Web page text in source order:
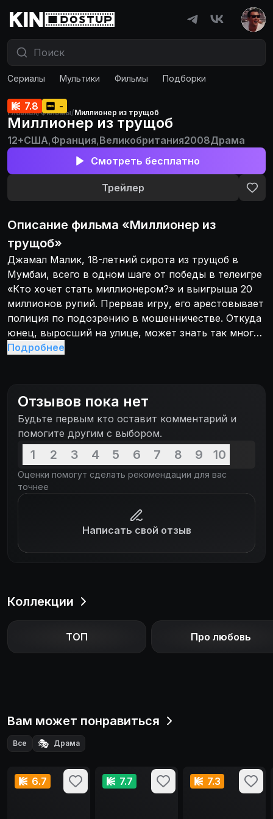
Сериалы Мультики Фильмы Подборки
Главная/Фильмы/Миллионер из трущоб
7.8 -
Миллионер из трущоб
12+США,Франция,Великобритания2008Драма
Смотреть бесплатно
Трейлер
Описание фильма «Миллионер из
трущоб»
Джамал Малик, 18-летний сирота из трущоб в
Мумбаи, всего в одном шаге от победы в телеигре
«Кто хочет стать миллионером?» и выигрыша 20
миллионов рупий. Прервав игру, его арестовывает
полиция по подозрению в мошенничестве. Откуда
юнец, выросший на улице, может знать так много?
На допросе в полиции Джамал рассказывает
Каждая глава личной истории удивительным
образом дала ему ответы на вопросы
телевикторины. Когда игру возобновят,
инспектору полиции и шестидесяти миллионам
зрителей захочется выяснить ответ только на один
вопрос: зачем этот юноша, без явного стремления
к богатству, решил принять участие в
Подробнее
Отзывов пока нет
Будьте первым кто оставит комментарий и
помогите другим с выбором.
1 2 3 4 5 6 7 8 9 10
Оценки помогут сделать рекомендации для вас
точнее
Написать свой отзыв
Коллекции
ТОП Про любовь
Вам может понравиться
Все 🎭 Драма
6.7 7.7 7.3